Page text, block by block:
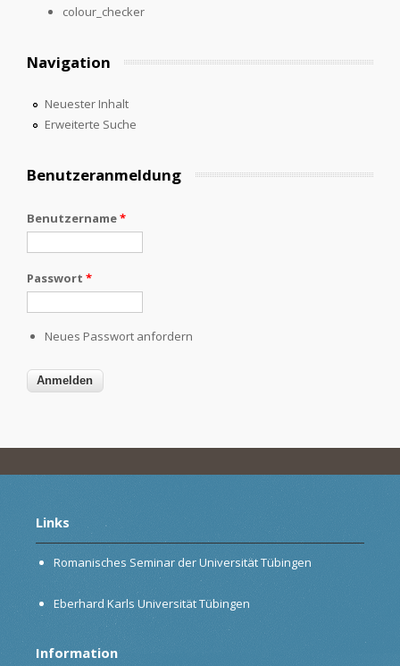
colour_checker
Navigation
Neuester Inhalt
Erweiterte Suche
Benutzeranmeldung
Benutzername*
Passwort *
Neues Passwort anfordern
Links
Romanisches Seminar der Universität Tübingen
Eberhard Karls Universität Tübingen
Information